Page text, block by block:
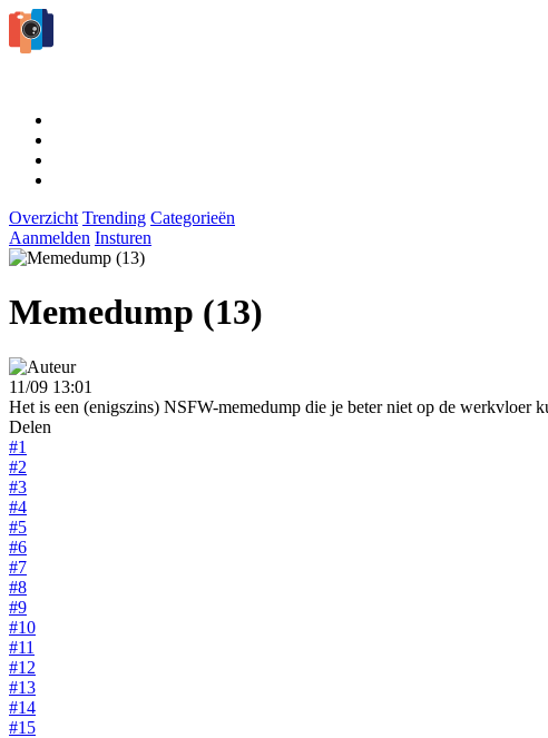
Overzicht Trending Categorieën
Aanmelden Insturen
Memedump (13)
11/09 13:01
Het is een (enigszins) NSFW-memedump die je beter niet op de
Delen
#1
#2
#3
#4
#5
#6
#7
#8
#9
#10
#11
#12
#13
#14
#15